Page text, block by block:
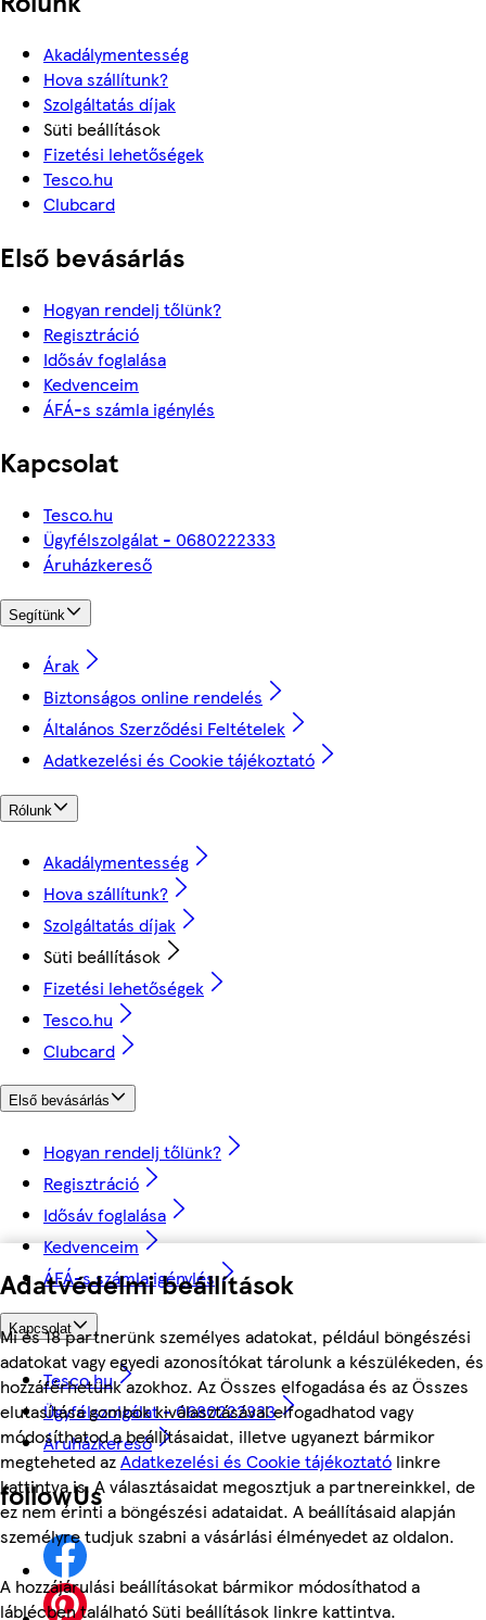
Adatvédelmi beállítások
Mi és 18 partnerünk személyes adatokat, például böngészési
adatokat vagy egyedi azonosítókat tárolunk a készülékeden, és
hozzáférhetünk azokhoz. Az Összes elfogadása és az Összes
elutasítása gombok kiválasztásával elfogadhatod vagy
módosíthatod a beállításaidat, illetve ugyanezt bármikor
megteheted azAdatkezelési és Cookie tájékoztató linkre
kattintva is. A választásaidat megosztjuk a partnereinkkel, de
ez nem érinti a böngészési adataidat. A beállításaid alapján
személyre tudjuk szabni a vásárlási élményedet az oldalon.
A hozzájárulási beállításokat bármikor módosíthatod a
láblécben található Süti beállítások linkre kattintva.
Akadálymentesség
Hova szállítunk?
Szolgáltatás díjak
Süti beállítások
Fizetési lehetőségek
Tesco.hu
Clubcard
Első bevásárlás
Hogyan rendelj tőlünk?
Regisztráció
Idősáv foglalása
Kedvenceim
ÁFÁ-s számla igénylés
Kapcsolat
Tesco.hu
Ügyfélszolgálat - 0680222333
Áruházkereső
Segítünk
Árak
Biztonságos online rendelés
Általános Szerződési Feltételek
Adatkezelési és Cookie tájékoztató
Rólunk
Akadálymentesség
Hova szállítunk?
Szolgáltatás díjak
Süti beállítások
Fizetési lehetőségek
Tesco.hu
Clubcard
Első bevásárlás
Hogyan rendelj tőlünk?
Regisztráció
Idősáv foglalása
Kedvenceim
ÁFÁ-s számla igénylés
Kapcsolat
Tesco.hu
Ügyfélszolgálat - 0680222333
Áruházkereső
followUs